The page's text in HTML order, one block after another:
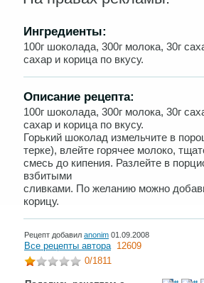
Ингредиенты:
100г шоколада, 300г молока, 30г
сахар и корица по вкусу.
Описание рецепта:
100г шоколада, 300г молока, 30г
сахар и корица по вкусу.
Горький шоколад измельчите в
терке), влейте горячее молоко,
смесь до кипения. Разлейте в
взбитыми
сливками. По желанию можно
корицу.
Рецепт добавил anonim 01.09.2008
Все рецепты автора 12609
0/1811